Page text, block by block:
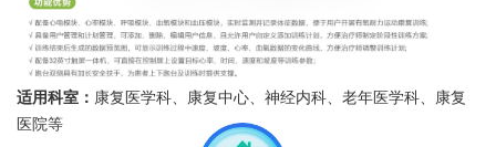
适用科室： 康复医学科、康复中心、神经内科、老年医学科、康复
医院等